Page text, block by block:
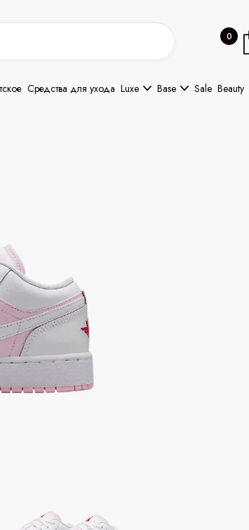
0
Средства для ухода Luxe Base Sale Beauty